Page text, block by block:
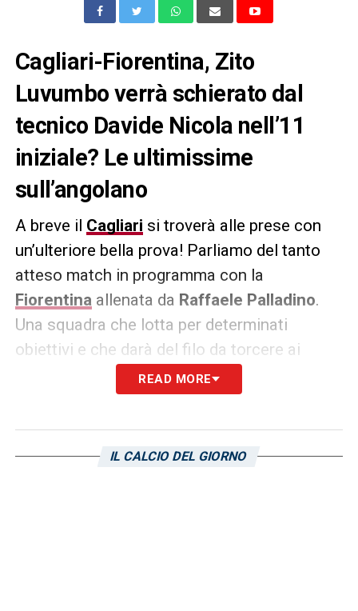
Cagliari-Fiorentina, Zito
Luvumbo verrà schierato dal
tecnico Davide Nicola nell’11
iniziale? Le ultimissime
sull’angolano
A breve il Cagliari si troverà alle prese con
un’ulteriore bella prova! Parliamo del tanto
atteso match in programma con la
Fiorentinaallenata da Raffaele Palladino.
Una squadra che lotta per determinati
obiettivi e che darà del filo da torcere ai
rossoblù nel corrente campionato di Serie A.
Come riportato dal quotidianoL’Unione
rilanciare l’angolanoZito Luvumbo
READ MORE
IL CALCIO DEL GIORNO